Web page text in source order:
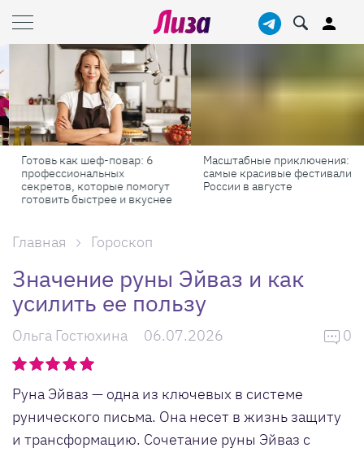
Готовь как шеф-повар: 6
профессиональных
секретов, которые помогут
готовить быстрее и вкуснее
Масштабные приключения:
самые красивые фестивали
России в августе
Главная Гороскоп
Значение руны Эйваз и как
усилить ее пользу
Ольга Гостюхина 06.07.2026 0
Руна Эйваз — одна из ключевых в системе
рунического письма. Она несет в жизнь защиту
и трансформацию. Сочетание руны Эйваз с